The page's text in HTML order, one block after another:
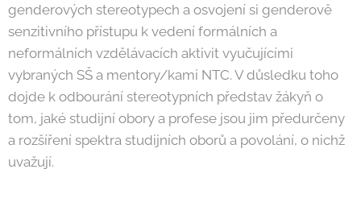
genderových stereotypech a osvojení si genderově
senzitivního přístupu k vedení formálních a
neformálních vzdělávacích aktivit vyučujícími
vybraných SŠ a mentory/kami NTC. V důsledku toho
dojde k odbourání stereotypních představ žákyň o
tom, jaké studijní obory a profese jsou jim předurčeny
a rozšíření spektra studijních oborů a povolání, o nichž
uvažují.